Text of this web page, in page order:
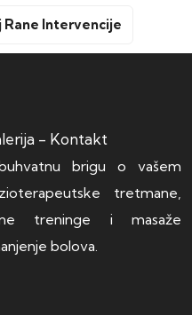
Rane Intervencije
brigu o vašem
tretmane,
treninge i masaže
bolova.